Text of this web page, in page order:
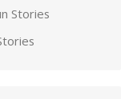
Stories